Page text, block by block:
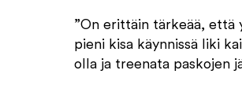
”On erittäin tärkeää, että
pieni kisa käynnissä liki
olla ja treenata paskojen